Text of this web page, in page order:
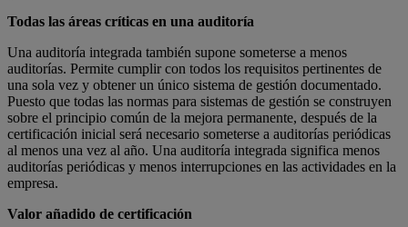
Todas las áreas críticas en una auditoría
Una auditoría integrada también supone someterse a menos
auditorías. Permite cumplir con todos los requisitos pertinentes de
una sola vez y obtener un único sistema de gestión documentado.
Puesto que todas las normas para sistemas de gestión se construyen
sobre el principio común de la mejora permanente, después de la
certificación inicial será necesario someterse a auditorías periódicas
al menos una vez al año. Una auditoría integrada significa menos
auditorías periódicas y menos interrupciones en las actividades en la
empresa.
Valor añadido de certificación